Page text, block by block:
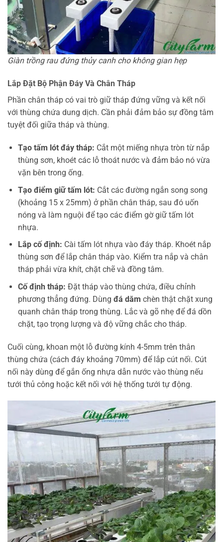
Giàn trồng rau đứng thủy canh cho không gian hẹp
Lắp Đặt Bộ Phận Đáy Và Chân Tháp
Phần chân tháp có vai trò giữ tháp đứng vững và kết nối
với thùng chứa dung dịch. Cần phải đảm bảo sự đồng tâm
tuyệt đối giữa tháp và thùng.
Tạo tấm lót đáy tháp: Cắt một miếng nhựa tròn từ nắp
thùng sơn, khoét các lỗ thoát nước và đảm bảo nó vừa
vặn bên trong ống.
Tạo điểm giữ tấm lót: Cắt các đường ngắn song song
(khoảng 15 x 25mm) ở phần chân tháp, sau đó uốn
nóng và làm nguội để tạo các điểm gờ giữ tấm lót
nhựa.
Lắp cố định: Cài tấm lót nhựa vào đáy tháp. Khoét nắp
thùng sơn để lắp chân tháp vào. Kiểm tra nắp và chân
tháp phải vừa khít, chặt chẽ và đồng tâm.
Cố định tháp: Đặt tháp vào thùng chứa, điều chỉnh
phương thẳng đứng. Dùng đá dăm chèn thật chặt xung
quanh chân tháp trong thùng. Lắc và gõ nhẹ để đá dồn
chặt, tạo trọng lượng và độ vững chắc cho tháp.
Cuối cùng, khoan một lỗ đường kính 4-5mm trên thân
thùng chứa (cách đáy khoảng 70mm) để lắp cút nối. Cút
nối này dùng để gắn ống nhựa dẫn nước vào thùng nếu
tưới thủ công hoặc kết nối với hệ thống tưới tự động.